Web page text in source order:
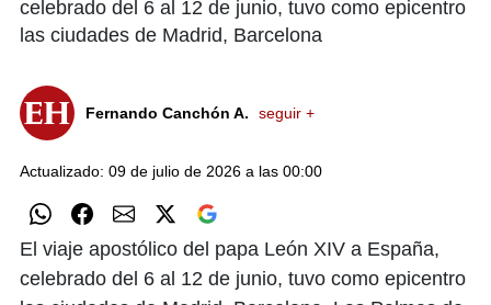
celebrado del 6 al 12 de junio, tuvo como epicentro
las ciudades de Madrid, Barcelona
Fernando Canchón A. seguir +
Actualizado: 09 de julio de 2026 a las 00:00
El viaje apostólico del papa León XIV a España,
celebrado del 6 al 12 de junio, tuvo como epicentro